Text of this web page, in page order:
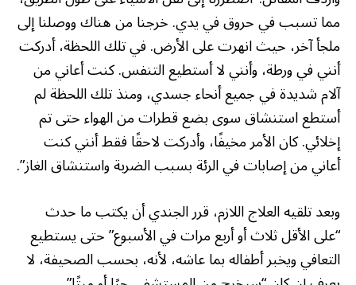
مما تسبب في حروق في يدي. خرجنا من هناك ووصلنا إلى
ملجأ آخر، حيث انهرت على الأرض. في تلك اللحظة، أدركت
أنني في ورطة، وأنني لا أستطيع التنفس. كنت أعاني من
آلام شديدة في جميع أنحاء جسدي، ومنذ تلك اللحظة لم
أستطع استنشاق سوى بضع قطرات من الهواء حتى تم
إخلائي. كان الأمر مخيفًا، وأدركت لاحقًا فقط أنني كنت
أعاني من إصابات في الرئة بسبب الضربة واستنشاق الغاز”.
وبعد تلقيه العلاج اللازم، قرر الجندي أن يكتب ما حدث
“على الأقل ثلاث أو أربع مرات في الأسبوع” حتى يستطيع
التعافي ويخبر أطفاله بما عاشه، لأنه، بحسب الصحيفة، لا